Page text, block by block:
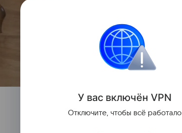
У вас включён VPN
Отключите, чтобы всё работало